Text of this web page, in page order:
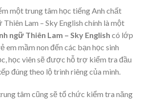
một trung tâm học tiếng Anh chất
Lam – Sky English chính là một
ngữ Thiên Lam – Sky English có lớp
em mầm non đến các bạn học sinh
học viên sẽ được hỗ trợ kiểm tra đầu
đúng theo lộ trình riêng của mình.
tâm cũng sẽ tổ chức kiểm tra năng